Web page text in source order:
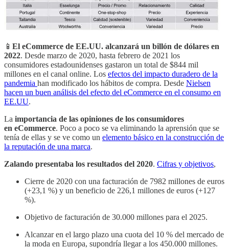
📱 El eCommerce de EE.UU. alcanzará un billón de dólares en
2022. Desde marzo de 2020, hasta febrero de 2021 los
consumidores estadounidenses gastaron un total de $844 mil
millones en el canal online. Los efectos del impacto duradero de la
pandemia han modificado los hábitos de compra. Desde Nielsen
hacen un buen análisis del efecto del eCommerce en el consumo en
EE.UU.
La importancia de las opiniones de los consumidores
en eCommerce. Poco a poco se va eliminando la aprensión que se
tenía de ellas y se ve como un elemento básico en la construcción de
la reputación de una marca.
Zalando presentaba los resultados del 2020. Cifras y objetivos,
Cierre de 2020 con una facturación de 7982 millones de euros
(+23,1 %) y un beneficio de 226,1 millones de euros (+127
%).
Objetivo de facturación de 30.000 millones para el 2025.
Alcanzar en el largo plazo una cuota del 10 % del mercado de
la moda en Europa, supondría llegar a los 450.000 millones.